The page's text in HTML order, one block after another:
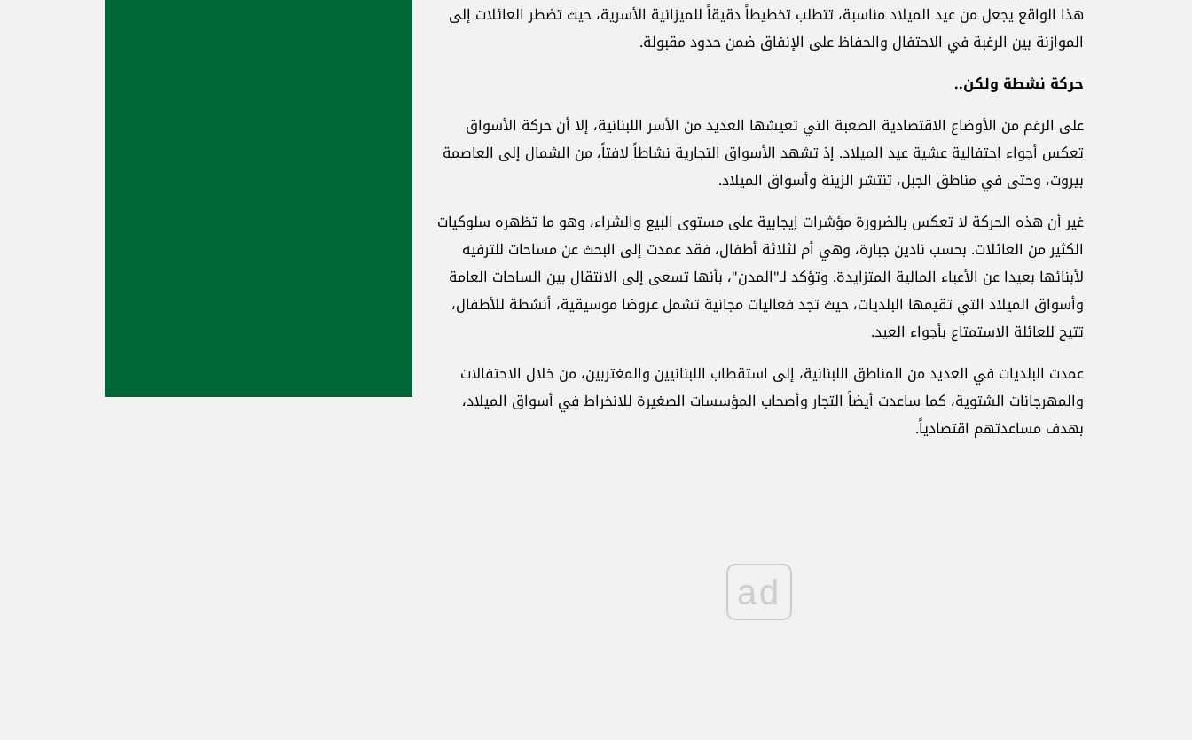
هذا الواقع يجعل من عيد الميلاد مناسبة، تتطلب تخطيطاً دقيقاً للميزانية الأسرية، حيث تضطر العائلات إلى
الموازنة بين الرغبة في الاحتفال والحفاظ على الإنفاق ضمن حدود مقبولة.
حركة نشطة ولكن..
على الرغم من الأوضاع الاقتصادية الصعبة التي تعيشها العديد من الأسر اللبنانية، إلا أن حركة الأسواق
تعكس أجواء احتفالية عشية عيد الميلاد. إذ تشهد الأسواق التجارية نشاطاً لافتاً، من الشمال إلى العاصمة
بيروت، وحتى في مناطق الجبل، تنتشر الزينة وأسواق الميلاد.
غير أن هذه الحركة لا تعكس بالضرورة مؤشرات إيجابية على مستوى البيع والشراء، وهو ما تظهره سلوكيات
الكثير من العائلات. بحسب نادين جبارة، وهي أم لثلاثة أطفال، فقد عمدت إلى البحث عن مساحات للترفيه
لأبنائها بعيدا عن الأعباء المالية المتزايدة. وتؤكد لـ"المدن"، بأنها تسعى إلى الانتقال بين الساحات العامة
وأسواق الميلاد التي تقيمها البلديات، حيث تجد فعاليات مجانية تشمل عروضا موسيقية، أنشطة للأطفال،
تتيح للعائلة الاستمتاع بأجواء العيد.
عمدت البلديات في العديد من المناطق اللبنانية، إلى استقطاب اللبنانيين والمغتربين، من خلال الاحتفالات
والمهرجانات الشتوية، كما ساعدت أيضاً التجار وأصحاب المؤسسات الصغيرة للانخراط في أسواق الميلاد،
بهدف مساعدتهم اقتصادياً.
ad